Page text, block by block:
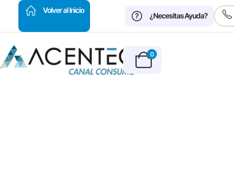
Volver al Inicio
¿Necesitas Ayuda?
0